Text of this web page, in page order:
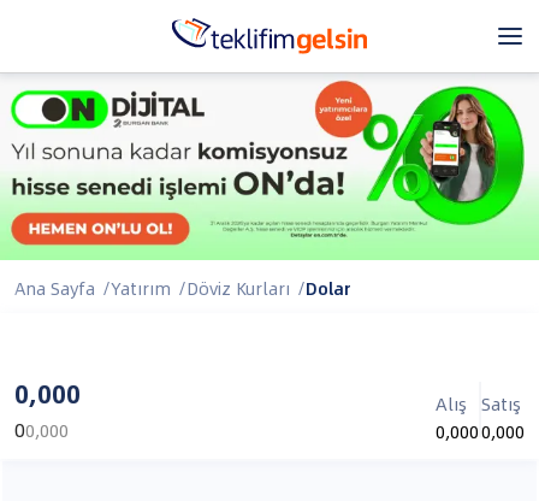
Ana Sayfa /Yatırım /Döviz Kurları /Dolar
0,000
00,000
Alış
0,000
Satış
0,000